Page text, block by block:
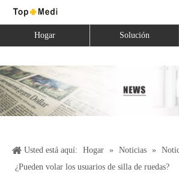
Hogar Solución
Usted está aquí: Hogar » Noticias »
¿Pueden volar los usuarios de silla de ruedas?